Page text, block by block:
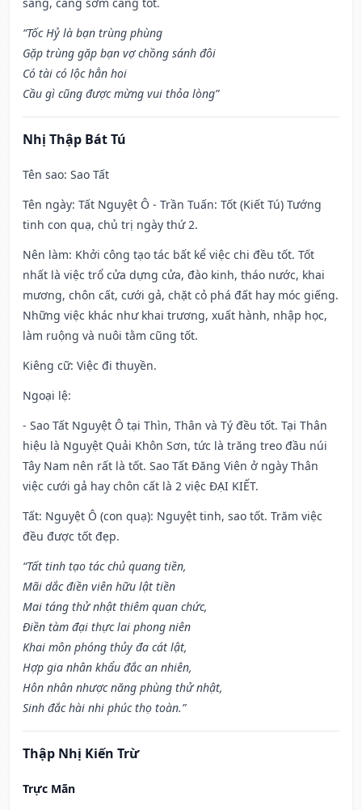
“Tốc Hỷ là bạn trùng phùng
Gặp trùng gặp bạn vợ chồng sánh đôi
Có tài có lộc hẳn hoi
Cầu gì cũng được mừng vui thỏa lòng”
Nhị Thập Bát Tú
Tên sao: Sao Tất
Tên ngày: Tất Nguyệt Ô - Trần Tuấn: Tốt (Kiết Tú) Tướng
tinh con quạ, chủ trị ngày thứ 2.
Nên làm: Khởi công tạo tác bất kể việc chi đều tốt. Tốt
nhất là việc trổ cửa dựng cửa, đào kinh, tháo nước, khai
mương, chôn cất, cưới gả, chặt cỏ phá đất hay móc giếng.
Những việc khác như khai trương, xuất hành, nhập học,
làm ruộng và nuôi tằm cũng tốt.
Kiêng cữ: Việc đi thuyền.
Ngoại lệ:
- Sao Tất Nguyệt Ô tại Thìn, Thân và Tý đều tốt. Tại Thân
hiệu là Nguyệt Quải Khôn Sơn, tức là trăng treo đầu núi
Tây Nam nên rất là tốt. Sao Tất Đăng Viên ở ngày Thân
việc cưới gả hay chôn cất là 2 việc ĐẠI KIẾT.
Tất: Nguyệt Ô (con quạ): Nguyệt tinh, sao tốt. Trăm việc
đều được tốt đẹp.
“Tất tinh tạo tác chủ quang tiền,
Mãi dắc điền viên hữu lật tiền
Mai táng thử nhật thiêm quan chức,
Điền tàm đại thực lai phong niên
Khai môn phóng thủy đa cát lật,
Hợp gia nhân khẩu đắc an nhiên,
Hôn nhân nhược năng phùng thử nhật,
Sinh đắc hài nhi phúc thọ toàn.”
Thập Nhị Kiến Trừ
Trực Mãn